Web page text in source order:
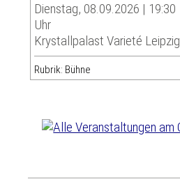
Dienstag, 08.09.2026 | 19:30
Uhr
Krystallpalast Varieté Leipzig
Rubrik: Bühne